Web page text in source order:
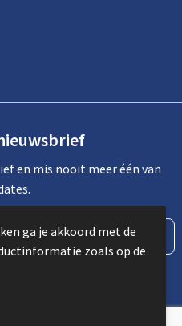
en mis nooit meer één van
2023
ga je akkoord met de
zoals op de